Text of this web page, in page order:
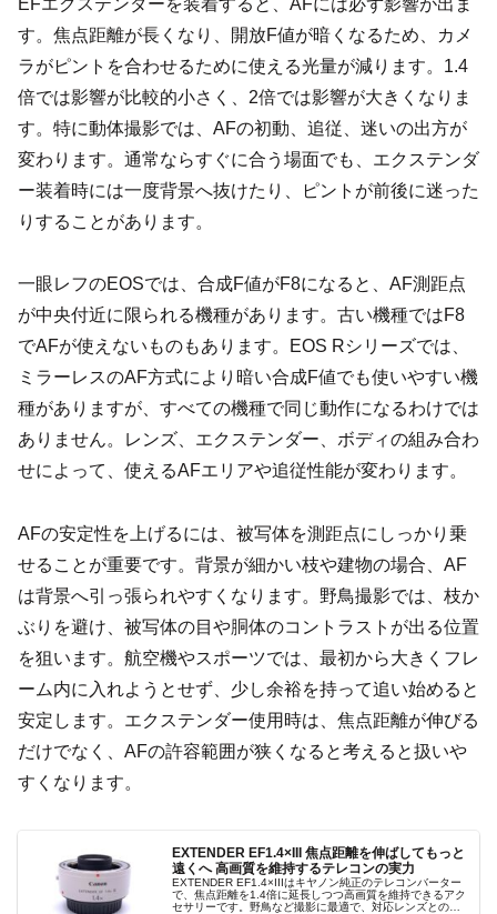
す。焦点距離が長くなり、開放F値が暗くなるため、カメ
ラがピントを合わせるために使える光量が減ります。1.4
倍では影響が比較的小さく、2倍では影響が大きくなりま
す。特に動体撮影では、AFの初動、追従、迷いの出方が
変わります。通常ならすぐに合う場面でも、エクステンダ
ー装着時には一度背景へ抜けたり、ピントが前後に迷った
りすることがあります。
一眼レフのEOSでは、合成F値がF8になると、AF測距点
が中央付近に限られる機種があります。古い機種ではF8
でAFが使えないものもあります。EOS Rシリーズでは、
ミラーレスのAF方式により暗い合成F値でも使いやすい機
種がありますが、すべての機種で同じ動作になるわけでは
ありません。レンズ、エクステンダー、ボディの組み合わ
せによって、使えるAFエリアや追従性能が変わります。
AFの安定性を上げるには、被写体を測距点にしっかり乗
せることが重要です。背景が細かい枝や建物の場合、AF
は背景へ引っ張られやすくなります。野鳥撮影では、枝か
ぶりを避け、被写体の目や胴体のコントラストが出る位置
を狙います。航空機やスポーツでは、最初から大きくフレ
ーム内に入れようとせず、少し余裕を持って追い始めると
安定します。エクステンダー使用時は、焦点距離が伸びる
だけでなく、AFの許容範囲が狭くなると考えると扱いや
すくなります。
EXTENDER EF1.4×III 焦点距離を伸ばしてもっと
遠くへ 高画質を維持するテレコンの実力
EXTENDER EF1.4×IIIはキヤノン純正のテレコンバーター
で、焦点距離を1.4倍に延長しつつ高画質を維持できるアク
セサリーです。野鳥など撮影に最適で、対応レンズとの組